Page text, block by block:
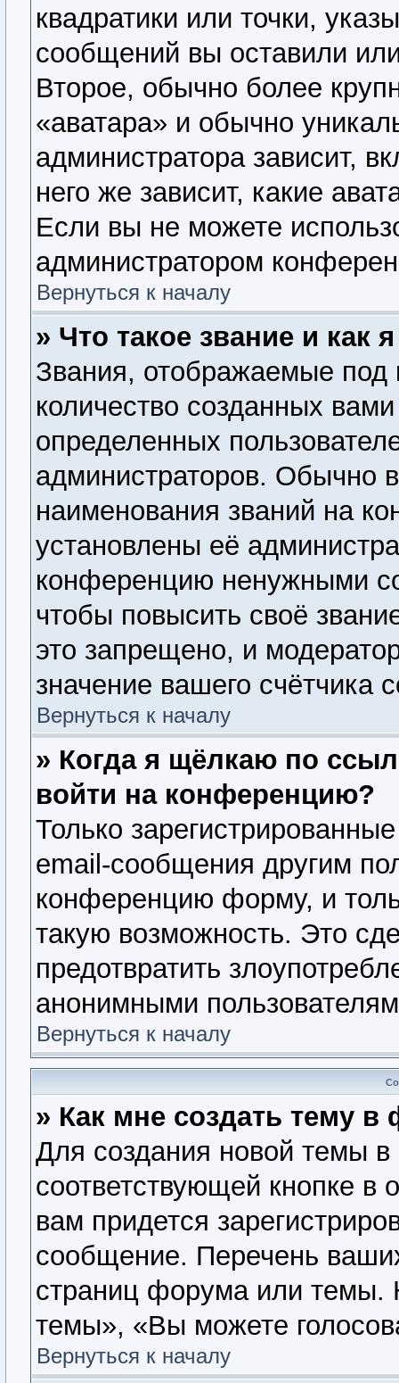
квадратики или точки,
сообщений вы оставили
Второе, обычно более
«аватара» и обычно
администратора зависит,
него же зависит, какие
Если вы не можете
администратором
Вернуться к началу
» Что такое звание и как
Звания, отображаемые
количество созданных
определенных
администраторов. Обычно
наименования званий на
установлены её
конференцию ненужными
чтобы повысить своё
это запрещено, и
значение вашего счётчика
Вернуться к началу
» Когда я щёлкаю по
войти на конференцию?
Только
email-сообщения другим
конференцию форму, и
такую возможность. Это
предотвратить
анонимными
Вернуться к началу
» Как мне создать тему в
Для создания новой темы
соответствующей кнопке
вам придется
сообщение. Перечень
страниц форума или темы.
темы», «Вы можете
Вернуться к началу